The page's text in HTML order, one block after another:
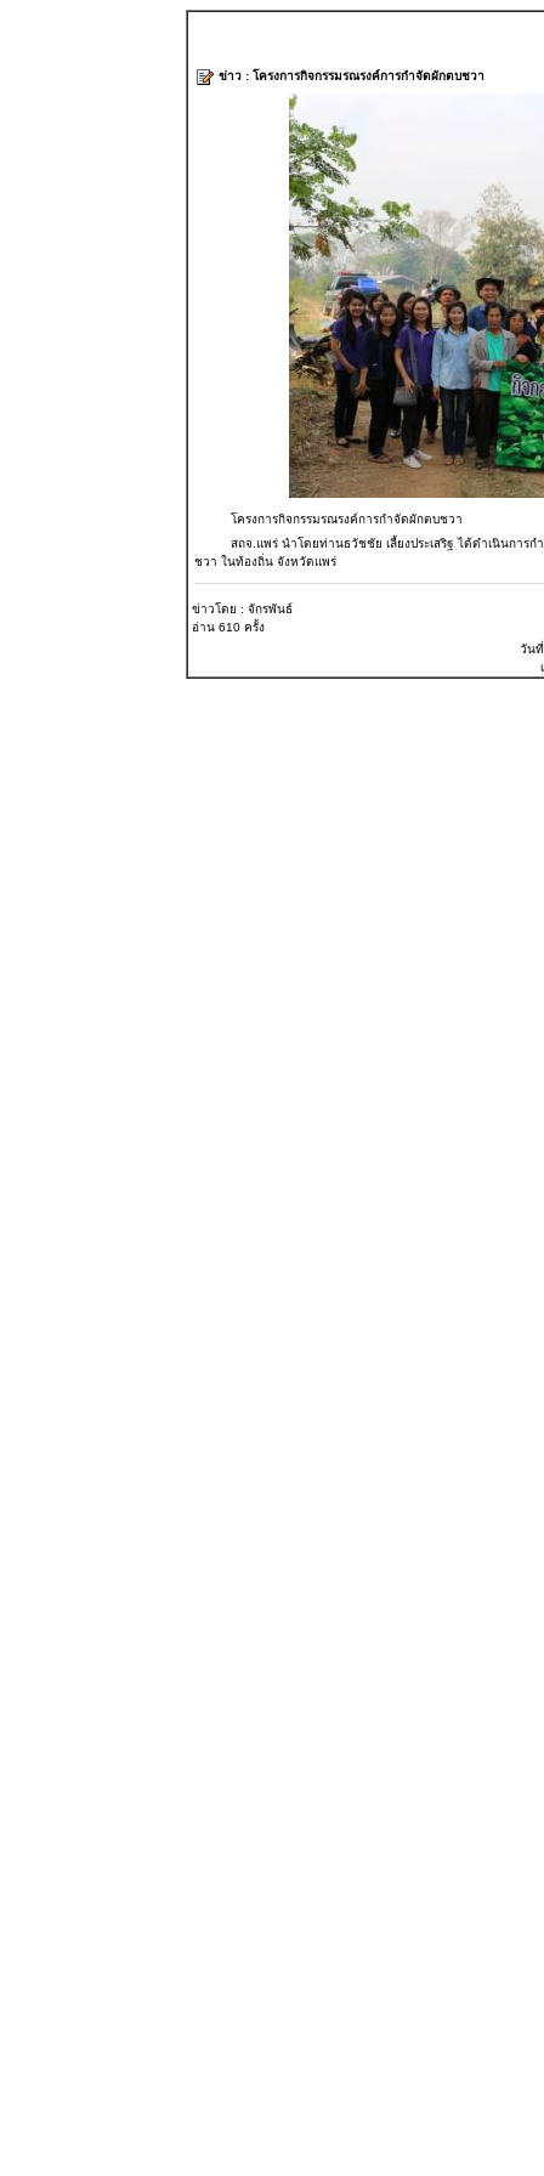
ข่าว : โครงการกิจกรรมรณรงค์การกำจัดผักตบชวา
โครงการกิจกรรมรณรงค์การกำจัดผักตบชวา
สถจ.แพร่ นำโดยท่านธวัชชัย เลี้ยงประเสริฐ ได้ดำเนินกา
ชวา ในท้องถิ่น จังหวัดแพร่
ข่าวโดย : จักรพันธ์
อ่าน 610 ครั้ง
วัน